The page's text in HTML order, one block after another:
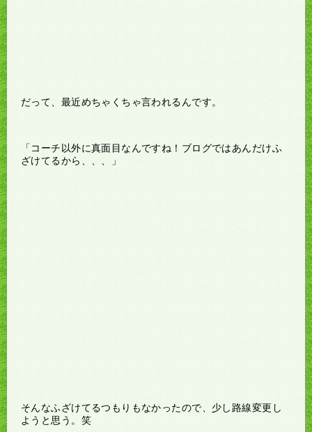
だって、最近めちゃくちゃ言われるんです。
「コーチ以外に真面目なんですね！ブログではあんだけふ
ざけてるから、、、」
そんなふざけてるつもりもなかったので、少し路線変更し
ようと思う。笑